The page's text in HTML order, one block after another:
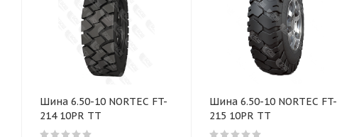
Шина 6.50-10 NORTEC FT-
214 10PR TT
Шина 6.50-10 NORTEC FT-
215 10PR TT